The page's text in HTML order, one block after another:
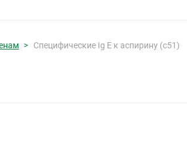
Специфические Ig E к аспирину (с51)